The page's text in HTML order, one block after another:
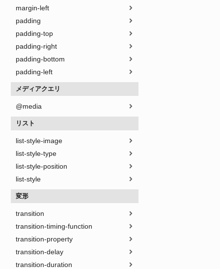
margin-left
padding
padding-top
padding-right
padding-bottom
padding-left
メディアクエリ
@media
リスト
list-style-image
list-style-type
list-style-position
list-style
変形
transition
transition-timing-function
transition-property
transition-delay
transition-duration